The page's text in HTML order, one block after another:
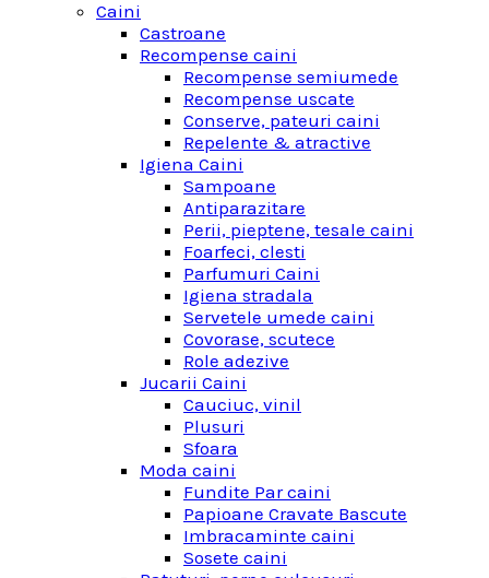
Caini
Castroane
Recompense caini
Recompense semiumede
Recompense uscate
Conserve, pateuri caini
Repelente & atractive
Igiena Caini
Sampoane
Antiparazitare
Perii, pieptene, tesale caini
Foarfeci, clesti
Parfumuri Caini
Igiena stradala
Servetele umede caini
Covorase, scutece
Role adezive
Jucarii Caini
Cauciuc, vinil
Plusuri
Sfoara
Moda caini
Fundite Par caini
Papioane Cravate Bascute
Imbracaminte caini
Sosete caini